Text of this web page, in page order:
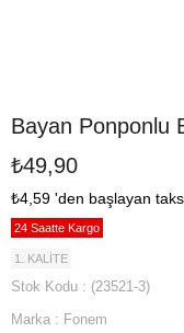
Bayan Ponponlu
₺49,90
₺4,59 'den başlayan
24 Saatte Kargo
1. KALİTE
Stok Kodu
(23521-3)
Marka : Fonem